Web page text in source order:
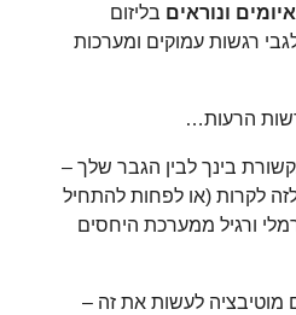
איומים ונוראים בליזום
רגשות עמוקים ומערכות
הרעות…
בינך לבין הגבר שלך –
לקרות (או לפחות להתחיל
ורגיל ממערכת היחסים
לעשות את זה –